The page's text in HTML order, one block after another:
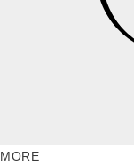
MORE